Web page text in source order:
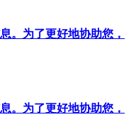
。为了更好地协助您，
。为了更好地协助您，